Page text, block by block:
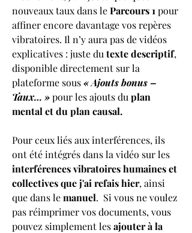
nouveaux taux dans le Parcours 1 pour
affiner encore davantage vos repères
vibratoires. Il n’y aura pas de vidéos
explicatives : juste du texte descriptif,
disponible directement sur la
plateforme sous « Ajouts bonus –
Taux… » pour les ajouts du plan
mental et du plan causal.
Pour ceux liés aux interférences, ils
interférences vibratoires humaines et
collectives que j'ai refais hier, ainsi
que dans le manuel. Si vous ne voulez
pas réimprimer vos documents, vous
pouvez simplement les ajouter à la